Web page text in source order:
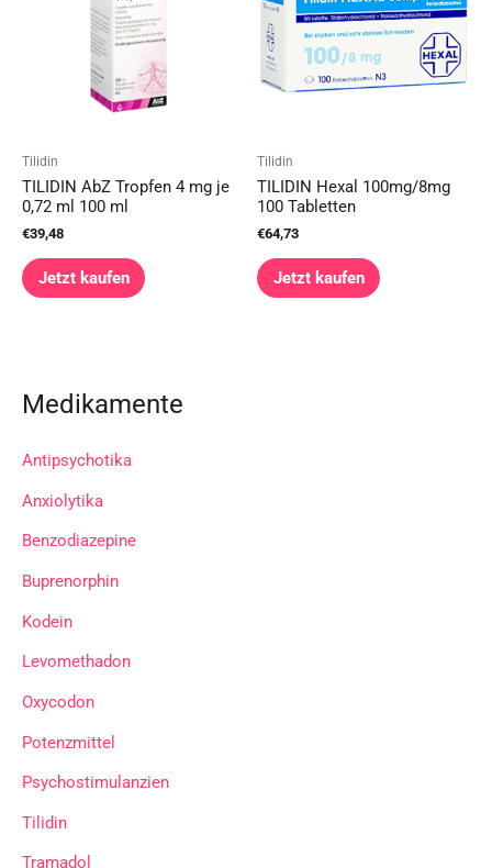
Tilidin
TILIDIN AbZ Tropfen 4 mg je
0,72 ml 100 ml
€39,48
Jetzt kaufen
Tilidin
TILIDIN Hexal 100mg/8mg
100 Tabletten
€64,73
Jetzt kaufen
Medikamente
Antipsychotika
Anxiolytika
Benzodiazepine
Buprenorphin
Kodein
Levomethadon
Oxycodon
Potenzmittel
Psychostimulanzien
Tilidin
Tramadol